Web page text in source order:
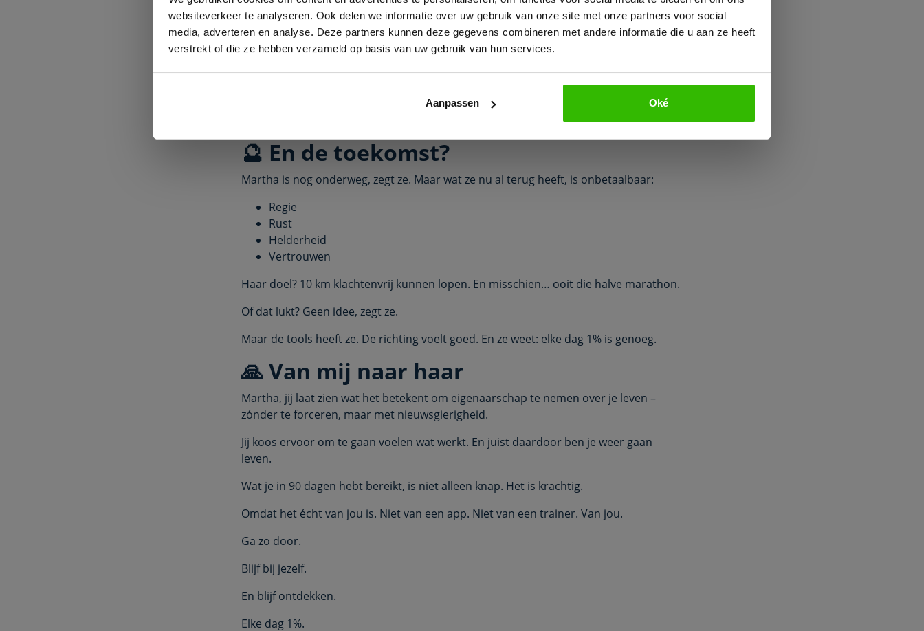
websiteverkeer te analyseren. Ook delen we informatie over uw gebruik van onze site met onze partners voor social
media, adverteren en analyse. Deze partners kunnen deze gegevens combineren met andere informatie die u aan ze heeft
verstrekt of die ze hebben verzameld op basis van uw gebruik van hun services.
Aanpassen Oké
💡 Belangrijkste inzichten
Koolhydraatvrij werkt niet voor iedereen – haar lijf vraagt balans
Reageren in de groep hoeft niet elke dag – alleen als het goed voelt
Snackdrang in de avond komt vaak door eiwittekort overdag
Rustmomenten zijn geen luxe, maar noodzaak
🔮 En de toekomst?
Martha is nog onderweg, zegt ze. Maar wat ze nu al terug heeft, is onbetaalbaar:
Regie
Rust
Helderheid
Vertrouwen
Haar doel? 10 km klachtenvrij kunnen lopen. En misschien… ooit die halve marathon.
Of dat lukt? Geen idee, zegt ze.
Maar de tools heeft ze. De richting voelt goed. En ze weet: elke dag 1% is genoeg.
🙏 Van mij naar haar
Martha, jij laat zien wat het betekent om eigenaarschap te nemen over je leven –
zónder te forceren, maar met nieuwsgierigheid.
Jij koos ervoor om te gaan voelen wat werkt. En juist daardoor ben je weer gaan
leven.
Wat je in 90 dagen hebt bereikt, is niet alleen knap. Het is krachtig.
Omdat het écht van jou is. Niet van een app. Niet van een trainer. Van jou.
Ga zo door.
Blijf bij jezelf.
En blijf ontdekken.
Elke dag 1%.